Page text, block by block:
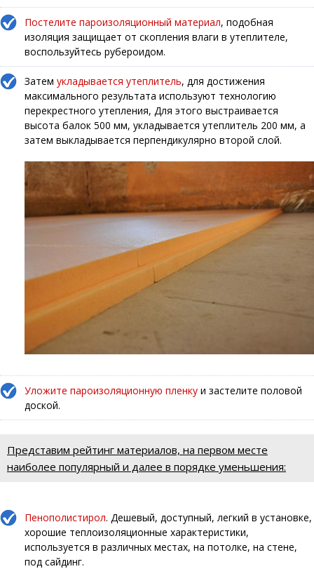
Постелите пароизоляционный материал, подобная
изоляция защищает от скопления влаги в утеплителе,
воспользуйтесь рубероидом.
Затем укладывается утеплитель, для достижения
максимального результата используют технологию
перекрестного утепления, Для этого выстраивается
высота балок 500 мм, укладывается утеплитель 200 мм, а
затем выкладывается перпендикулярно второй слой.
Уложите пароизоляционную пленку и застелите половой
доской.
Представим рейтинг материалов, на первом месте
наиболее популярный и далее в порядке уменьшения:
Пенополистирол. Дешевый, доступный, легкий в установке,
хорошие теплоизоляционные характеристики,
используется в различных местах, на потолке, на стене,
под сайдинг.